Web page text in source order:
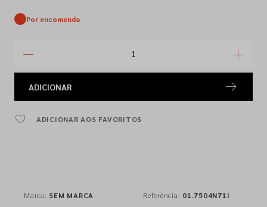
Por encomenda
ADICIONAR
ADICIONAR AOS FAVORITOS
Marca: SEM MARCA Referência: 01.7504N71I